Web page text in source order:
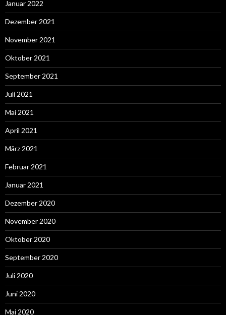
Januar 2022
Dezember 2021
November 2021
Oktober 2021
September 2021
Juli 2021
Mai 2021
April 2021
März 2021
Februar 2021
Januar 2021
Dezember 2020
November 2020
Oktober 2020
September 2020
Juli 2020
Juni 2020
Mai 2020